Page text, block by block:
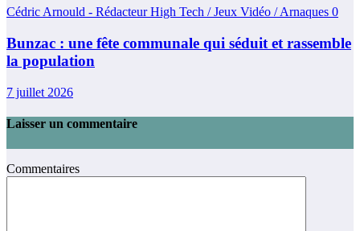
Cédric Arnould - Rédacteur High Tech / Jeux Vidéo / Arnaques 0
Bunzac : une fête communale qui séduit et rassemble
la population
7 juillet 2026
Laisser un commentaire
Commentaires